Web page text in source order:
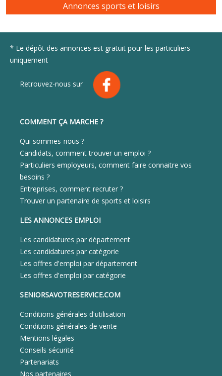
Annonces sports et loisirs
* Le dépôt des annonces est gratuit pour les particuliers
uniquement
Retrouvez-nous sur
COMMENT ÇA MARCHE ?
Qui sommes-nous ?
Candidats, comment trouver un emploi ?
Particuliers employeurs, comment faire connaitre vos
besoins ?
Entreprises, comment recruter ?
Trouver un partenaire de sports et loisirs
LES ANNONCES EMPLOI
Les candidatures par département
Les candidatures par catégorie
Les offres d'emploi par département
Les offres d'emploi par catégorie
SENIORSAVOTRESERVICE.COM
Conditions générales d'utilisation
Conditions générales de vente
Mentions légales
Conseils sécurité
Partenariats
Nos partenaires